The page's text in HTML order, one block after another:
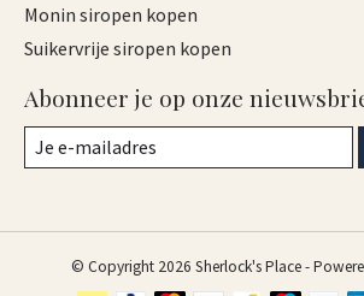
Monin siropen kopen
Suikervrije siropen kopen
Abonneer je op onze
© Copyright 2026 Sherlock's Place -